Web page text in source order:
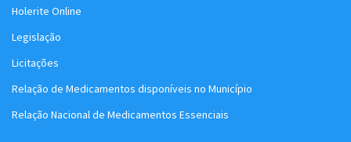
Holerite Online
Legislação
Licitações
Relação de Medicamentos disponíveis no Município
Relação Nacional de Medicamentos Essenciais